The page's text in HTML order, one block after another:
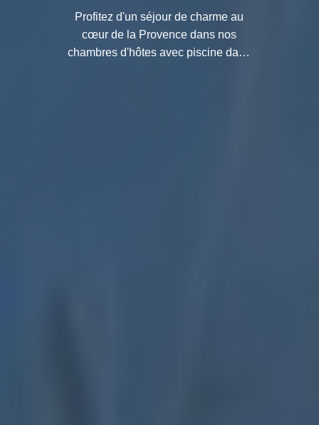
Profitez d'un séjour de charme au
cœur de la Provence dans nos
chambres d'hôtes avec piscine dans